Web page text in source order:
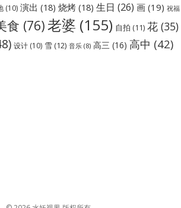
(10) 演出 (18) 烧烤 (18) 生日 (26) 画 (19) 祝福
食 (76)老婆 (155) 自拍 (11) 花 (35)
设计 (10) 雪 (12) 音乐 (8) 高三 (16) 高中 (42)